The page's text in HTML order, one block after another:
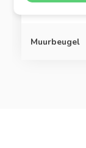
Muurbeugel